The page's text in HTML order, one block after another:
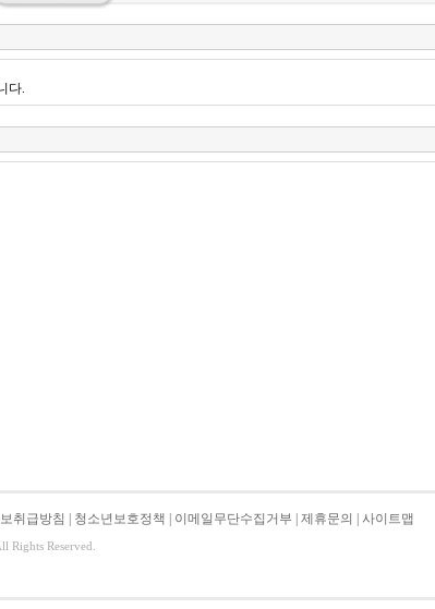
다.
취급방침 청소년보호정책 이메일무단수집거부 제휴문의 사이트맵
Rights Reserved.